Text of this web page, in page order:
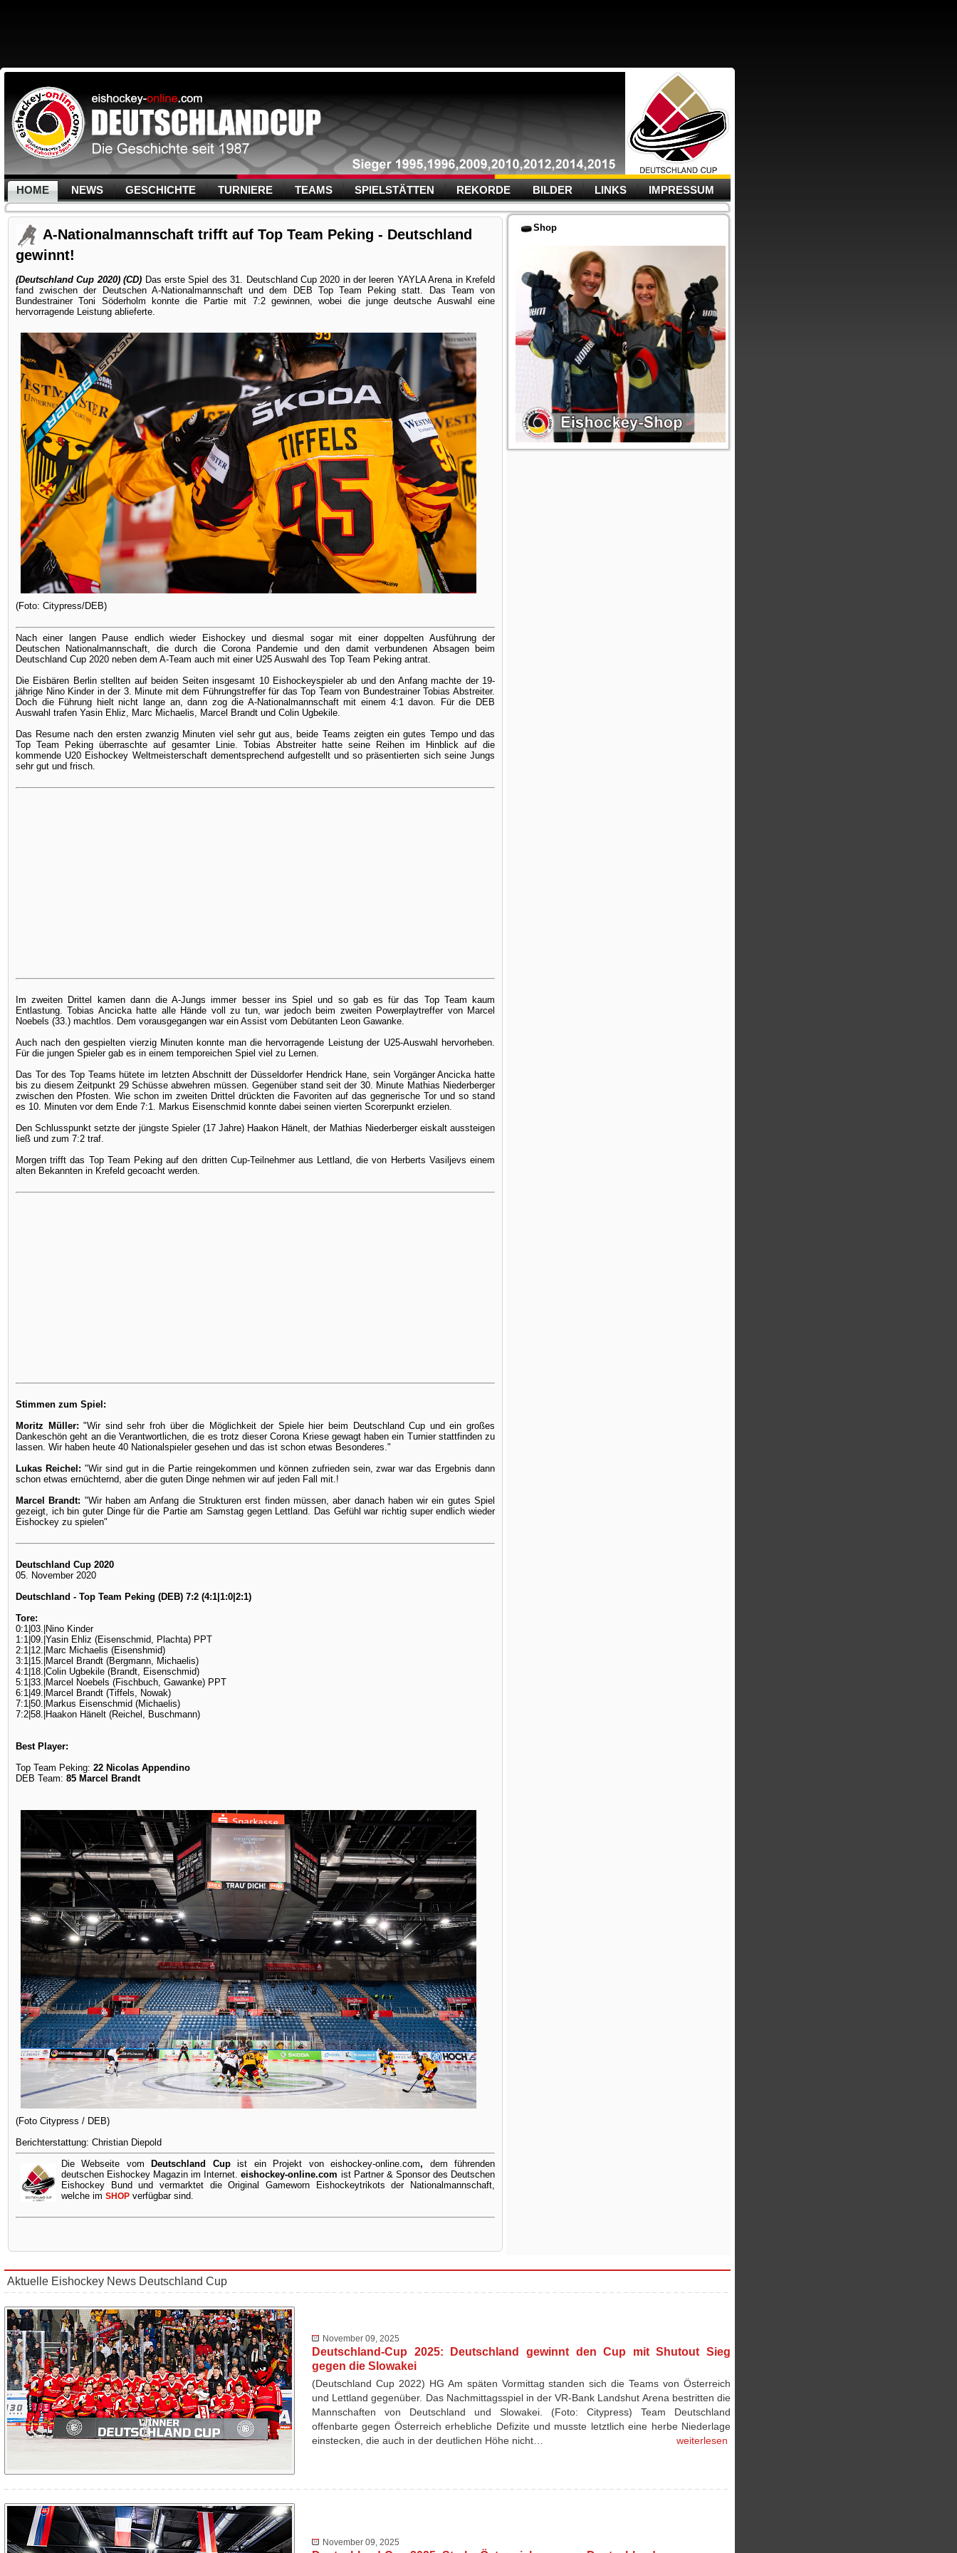
HOME NEWS GESCHICHTE TURNIERE TEAMS SPIELSTÄTTEN REKORDE BILDER LINKS IMPRESSUM
A-Nationalmannschaft trifft auf Top Team Peking - Deutschland
gewinnt!
(Deutschland Cup 2020) (CD) Das erste Spiel des 31. Deutschland Cup 2020 in der leeren YAYLA Arena in Krefeld
fand zwischen der Deutschen A-Nationalmannschaft und dem DEB Top Team Peking statt. Das Team von
Bundestrainer Toni Söderholm konnte die Partie mit 7:2 gewinnen, wobei die junge deutsche Auswahl eine
hervorragende Leistung ablieferte.
(Foto: Citypress/DEB)
Nach einer langen Pause endlich wieder Eishockey und diesmal sogar mit einer doppelten Ausführung der
Deutschen Nationalmannschaft, die durch die Corona Pandemie und den damit verbundenen Absagen beim
Deutschland Cup 2020 neben dem A-Team auch mit einer U25 Auswahl des Top Team Peking antrat.
Die Eisbären Berlin stellten auf beiden Seiten insgesamt 10 Eishockeyspieler ab und den Anfang machte der 19-
jährige Nino Kinder in der 3. Minute mit dem Führungstreffer für das Top Team von Bundestrainer Tobias Abstreiter.
Doch die Führung hielt nicht lange an, dann zog die A-Nationalmannschaft mit einem 4:1 davon. Für die DEB
Auswahl trafen Yasin Ehliz, Marc Michaelis, Marcel Brandt und Colin Ugbekile.
Das Resume nach den ersten zwanzig Minuten viel sehr gut aus, beide Teams zeigten ein gutes Tempo und das
Top Team Peking überraschte auf gesamter Linie. Tobias Abstreiter hatte seine Reihen im Hinblick auf die
kommende U20 Eishockey Weltmeisterschaft dementsprechend aufgestellt und so präsentierten sich seine Jungs
sehr gut und frisch.
Im zweiten Drittel kamen dann die A-Jungs immer besser ins Spiel und so gab es für das Top Team kaum
Entlastung. Tobias Ancicka hatte alle Hände voll zu tun, war jedoch beim zweiten Powerplaytreffer von Marcel
Noebels (33.) machtlos. Dem vorausgegangen war ein Assist vom Debütanten Leon Gawanke.
Auch nach den gespielten vierzig Minuten konnte man die hervorragende Leistung der U25-Auswahl hervorheben.
Für die jungen Spieler gab es in einem temporeichen Spiel viel zu Lernen.
Das Tor des Top Teams hütete im letzten Abschnitt der Düsseldorfer Hendrick Hane, sein Vorgänger Ancicka hatte
bis zu diesem Zeitpunkt 29 Schüsse abwehren müssen. Gegenüber stand seit der 30. Minute Mathias Niederberger
zwischen den Pfosten. Wie schon im zweiten Drittel drückten die Favoriten auf das gegnerische Tor und so stand
es 10. Minuten vor dem Ende 7:1. Markus Eisenschmid konnte dabei seinen vierten Scorerpunkt erzielen.
Den Schlusspunkt setzte der jüngste Spieler (17 Jahre) Haakon Hänelt, der Mathias Niederberger eiskalt aussteigen
ließ und zum 7:2 traf.
Morgen trifft das Top Team Peking auf den dritten Cup-Teilnehmer aus Lettland, die von Herberts Vasiljevs einem
alten Bekannten in Krefeld gecoacht werden.
Stimmen zum Spiel:
Moritz Müller:"Wir sind sehr froh über die Möglichkeit der Spiele hier beim Deutschland Cup und ein großes
Dankeschön geht an die Verantwortlichen, die es trotz dieser Corona Kriese gewagt haben ein Turnier stattfinden zu
lassen. Wir haben heute 40 Nationalspieler gesehen und das ist schon etwas Besonderes."
Lukas Reichel: "Wir sind gut in die Partie reingekommen und können zufrieden sein, zwar war das Ergebnis dann
schon etwas ernüchternd, aber die guten Dinge nehmen wir auf jeden Fall mit.!
Marcel Brandt: "Wir haben am Anfang die Strukturen erst finden müssen, aber danach haben wir ein gutes Spiel
gezeigt, ich bin guter Dinge für die Partie am Samstag gegen Lettland. Das Gefühl war richtig super endlich wieder
Eishockey zu spielen"
Deutschland Cup 2020
05. November 2020
Deutschland - Top Team Peking (DEB) 7:2 (4:1|1:0|2:1)
Tore:
0:1|03.|Nino Kinder
1:1|09.|Yasin Ehliz (Eisenschmid, Plachta) PPT
2:1|12.|Marc Michaelis (Eisenshmid)
3:1|15.|Marcel Brandt (Bergmann, Michaelis)
4:1|18.|Colin Ugbekile (Brandt, Eisenschmid)
5:1|33.|Marcel Noebels (Fischbuch, Gawanke) PPT
6:1|49.|Marcel Brandt (Tiffels, Nowak)
7:1|50.|Markus Eisenschmid (Michaelis)
7:2|58.|Haakon Hänelt (Reichel, Buschmann)
Best Player:
Top Team Peking: 22 Nicolas Appendino
DEB Team: 85 Marcel Brandt
(Foto Citypress / DEB)
Berichterstattung: Christian Diepold
Die Webseite vom Deutschland Cupist ein Projekt von eishockey-online.com, dem führenden
deutschen Eishockey Magazin im Internet. eishockey-online.com ist Partner & Sponsor des Deutschen
Eishockey Bund und vermarktet die Original Gameworn Eishockeytrikots der Nationalmannschaft,
welche im SHOP verfügbar sind.
Shop
Aktuelle Eishockey News Deutschland Cup
November 09, 2025
Deutschland-Cup 2025: Deutschland gewinnt den Cup mit Shutout Sieg
gegen die Slowakei
(Deutschland Cup 2022) HG Am späten Vormittag standen sich die Teams von Österreich
und Lettland gegenüber. Das Nachmittagsspiel in der VR-Bank Landshut Arena bestritten die
Mannschaften von Deutschland und Slowakei. (Foto: Citypress) Team Deutschland
offenbarte gegen Österreich erhebliche Defizite und musste letztlich eine herbe Niederlage
einstecken, die auch in der deutlichen Höhe nicht…
weiterlesen
November 09, 2025